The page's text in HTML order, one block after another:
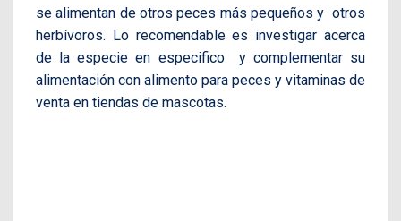
se alimentan de otros peces más pequeños y otros
herbívoros. Lo recomendable es investigar acerca
de la especie en especifico y complementar su
alimentación con alimento para peces y vitaminas de
venta en tiendas de mascotas.